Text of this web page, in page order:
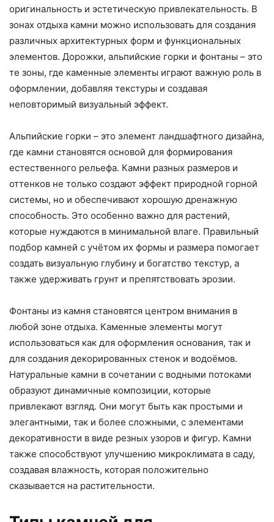
оригинальность и эстетическую привлекательность. В
зонах отдыха камни можно использовать для создания
различных архитектурных форм и функциональных
элементов. Дорожки, альпийские горки и фонтаны – это
те зоны, где каменные элементы играют важную роль в
оформлении, добавляя текстуры и создавая
неповторимый визуальный эффект.
Альпийские горки – это элемент ландшафтного дизайна,
где камни становятся основой для формирования
естественного рельефа. Камни разных размеров и
оттенков не только создают эффект природной горной
системы, но и обеспечивают хорошую дренажную
способность. Это особенно важно для растений,
которые нуждаются в минимальной влаге. Правильный
подбор камней с учётом их формы и размера помогает
создать визуальную глубину и богатство текстур, а
также удерживать грунт и препятствовать эрозии.
Фонтаны из камня становятся центром внимания в
любой зоне отдыха. Каменные элементы могут
использоваться как для оформления основания, так и
для создания декорированных стенок и водоёмов.
Натуральные камни в сочетании с водными потоками
образуют динамичные композиции, которые
привлекают взгляд. Они могут быть как простыми и
элегантными, так и более сложными, с элементами
декоративности в виде резных узоров и фигур. Камни
также способствуют улучшению микроклимата в саду,
создавая влажность, которая положительно
сказывается на растительности.